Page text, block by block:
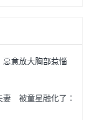
惡意放大胸部惹惱
妻 被童星融化了：